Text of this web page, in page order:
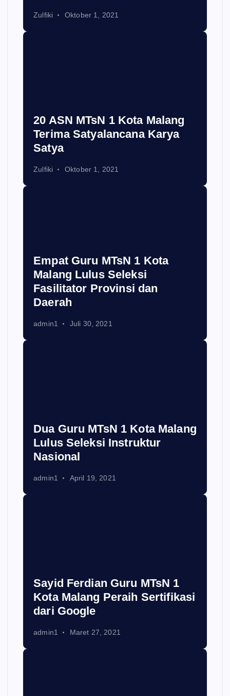
Zulfiki Oktober 1, 2021
20 ASN MTsN 1 Kota Malang
Terima Satyalancana Karya
Satya
Zulfiki Oktober 1, 2021
Empat Guru MTsN 1 Kota
Malang Lulus Seleksi
Fasilitator Provinsi dan
Daerah
admin1 Juli 30, 2021
Dua Guru MTsN 1 Kota Malang
Lulus Seleksi Instruktur
Nasional
admin1 April 19, 2021
Sayid Ferdian Guru MTsN 1
Kota Malang Peraih Sertifikasi
dari Google
admin1 Maret 27, 2021